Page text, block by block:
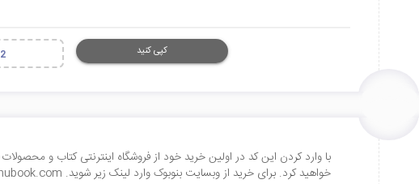
کپی کنید
خواهید کرد. برای خرید از وبسایت بنوبوک وارد لینک زیر شوید. https://www.bennubook.com/